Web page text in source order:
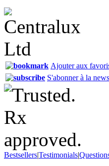
Ajouter aux
S'abonner à la
Bestsellers|Testimonials|